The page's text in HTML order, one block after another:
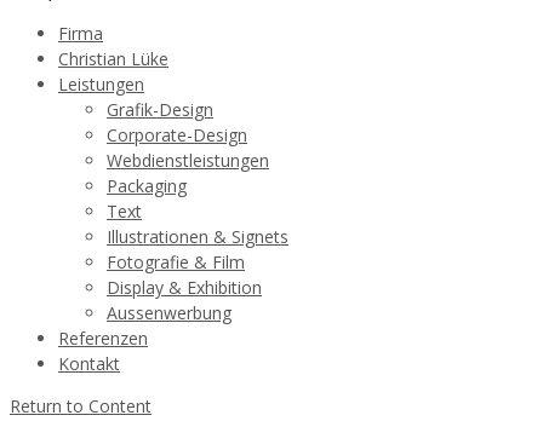
Firma
Christian Lüke
Leistungen
Grafik-Design
Corporate-Design
Webdienstleistungen
Packaging
Text
Illustrationen & Signets
Fotografie & Film
Display & Exhibition
Aussenwerbung
Referenzen
Kontakt
Return to Content